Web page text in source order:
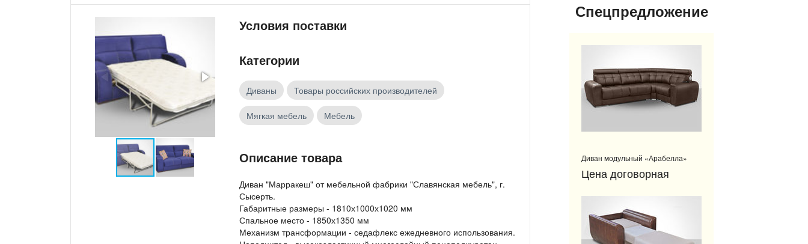
Условия поставки
Категории
Диваны Товары российских производителей
Мягкая мебель Мебель
Описание товара
Диван "Марракеш" от мебельной фабрики "Славянская мебель", г.
Сысерть.
Габаритные размеры - 1810х1000х1020 мм
Спальное место - 1850х1350 мм
Механизм трансформации - седафлекс ежедневного использования.
Спецпредложение
Диван модульный «Арабелла»
Цена договорная